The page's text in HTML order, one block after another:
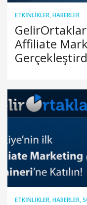
ETKINLIKLER,HABERLER
Affiliate
ETKINLIKLER,HABERLER,